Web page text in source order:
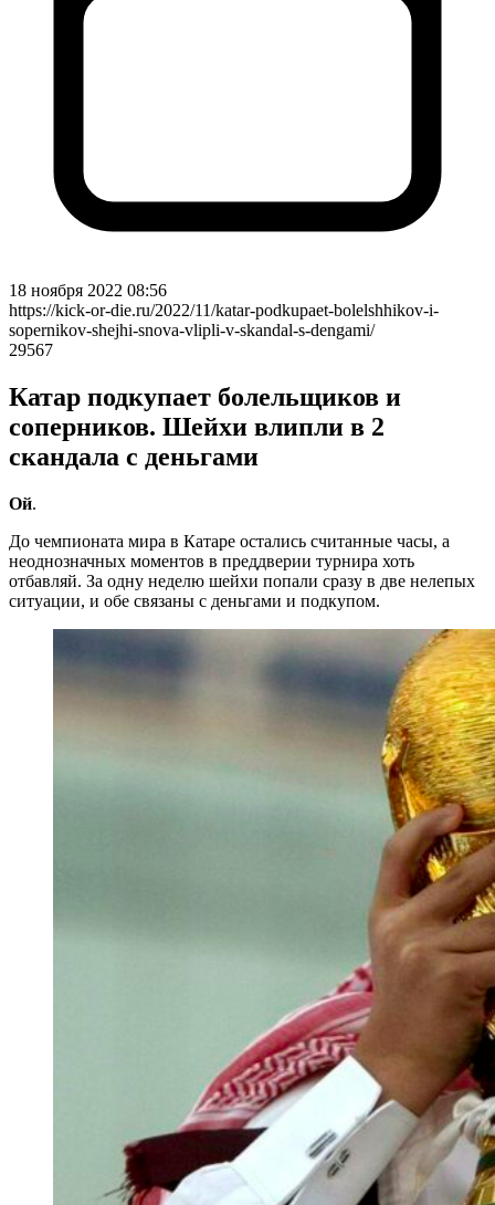
18 ноября 2022 08:56
https://kick-or-die.ru/2022/11/katar-podkupaet-bolelshhikov-i-
sopernikov-shejhi-snova-vlipli-v-skandal-s-dengami/
29567
Катар подкупает болельщиков и
соперников. Шейхи влипли в 2
скандала с деньгами
Ой.
До чемпионата мира в Катаре остались считанные часы, а
неоднозначных моментов в преддверии турнира хоть
отбавляй. За одну неделю шейхи попали сразу в две нелепых
ситуации, и обе связаны с деньгами и подкупом.